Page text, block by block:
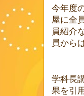
今年度
屋に全
員紹介
員から
学科長
果を引